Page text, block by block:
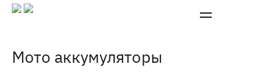
Мото аккумуляторы